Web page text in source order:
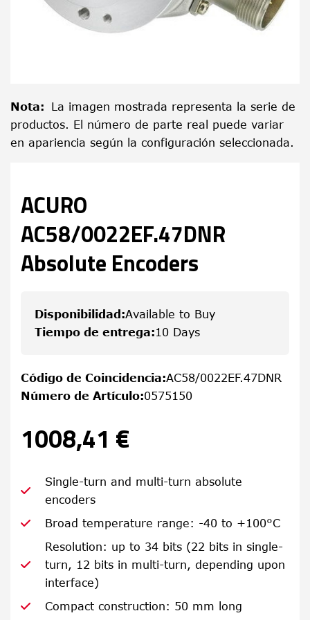
Nota: La imagen mostrada representa la serie de
productos. El número de parte real puede variar
en apariencia según la configuración seleccionada.
ACURO
AC58/0022EF.47DNR
Absolute Encoders
Disponibilidad :Available to Buy
Tiempo de entrega:10 Days
Código de Coincidencia:AC58/0022EF.47DNR
Número de Artículo:0575150
1008,41 €
Single-turn and multi-turn absolute
encoders
Broad temperature range: -40 to +100°C
Resolution: up to 34 bits (22 bits in single-
turn, 12 bits in multi-turn, depending upon
interface)
Compact construction: 50 mm long